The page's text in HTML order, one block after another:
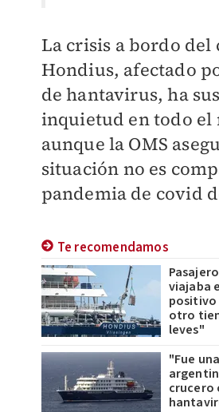
La crisis a bordo del
Hondius, afectado
de hantavirus, ha
inquietud en todo el
aunque la OMS
situación no es
pandemia de covid
Te recomendamos
viajaba
otro
leves"
"Fue
crucero